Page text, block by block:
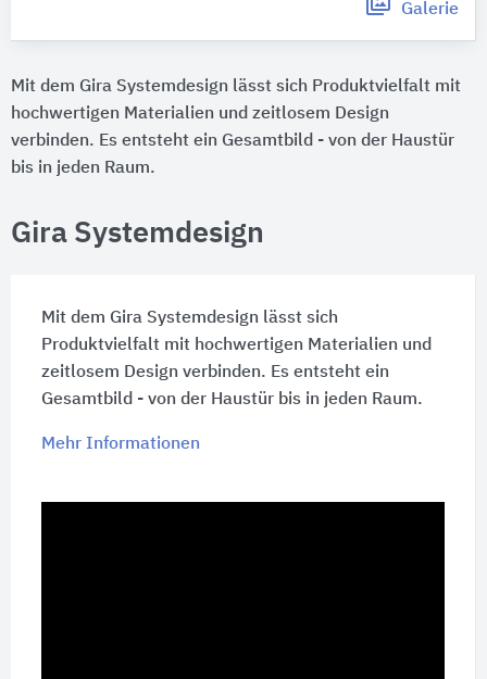
Galerie
Mit dem Gira Systemdesign lässt sich Produktvielfalt mit
hochwertigen Materialien und zeitlosem Design
verbinden. Es entsteht ein Gesamtbild - von der Haustür
bis in jeden Raum.
Gira Systemdesign
Mit dem Gira Systemdesign lässt sich
Produktvielfalt mit hochwertigen Materialien und
zeitlosem Design verbinden. Es entsteht ein
Gesamtbild - von der Haustür bis in jeden Raum.
Mehr Informationen